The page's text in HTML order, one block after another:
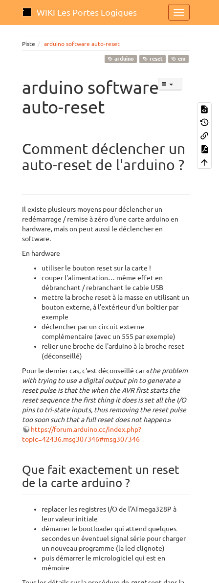
WIKI Les Portes Logiques
Piste arduino software auto-reset
arduino reset em
arduino software
auto-reset
Comment déclencher un
auto-reset de l'arduino ?
Il existe plusieurs moyens pour déclencher un
redémarrage / remise à zéro d'une carte arduino en
hardware, mais on peut aussi le déclencher en
software.
En hardware
utiliser le bouton reset sur la carte !
couper l'alimentation… même effet en
débranchant / rebranchant le cable USB
mettre la broche reset à la masse en utilisant un
bouton externe, à l'extérieur d'un boîtier par
exemple
déclencher par un circuit externe
complémentaire (avec un 555 par exemple)
relier une broche de l'arduino à la broche reset
(déconseillé)
Pour le dernier cas, c'est déconseillé car «the problem
with trying to use a digital output pin to generate a
reset pulse is that the when the AVR first starts the
reset sequence the first thing it does is set all the I/O
pins to tri-state inputs, thus removing the reset pulse
too soon such that a full reset does not happen.»
https://forum.arduino.cc/index.php?
topic=42436.msg307346#msg307346
Que fait exactement un reset
de la carte arduino ?
replacer les registres I/O de l'ATmega328P à
leur valeur initiale
démarrer le bootloader qui attend quelques
secondes un éventuel signal série pour charger
un nouveau programme (la led clignote)
puis démarrer le micrologiciel qui est en
mémoire